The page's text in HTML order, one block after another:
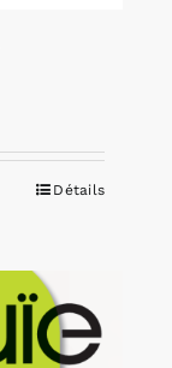
Détails